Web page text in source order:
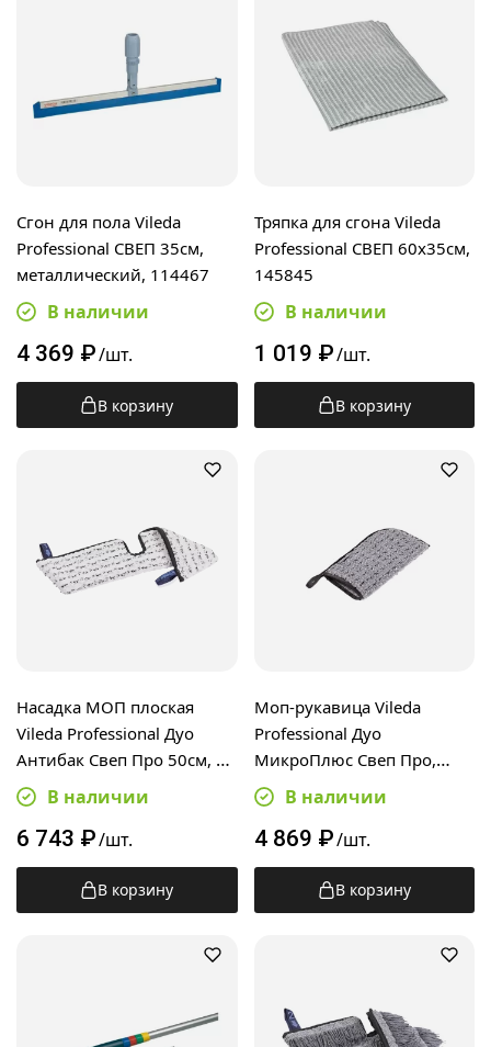
Сгон для пола Vileda
Professional СВЕП 35см,
металлический, 114467
В наличии
4 369 ₽/шт.
В корзину
Тряпка для сгона Vileda
Professional СВЕП 60х35см,
145845
В наличии
1 019 ₽/шт.
В корзину
Насадка МОП плоская
Vileda Professional Дуо
Антибак Свеп Про 50см, с
6-цветной кодировкой,
533476
В наличии
6 743 ₽/шт.
В корзину
Моп-рукавица Vileda
Professional Дуо
МикроПлюс Свеп Про,
171654В наличии
4 869 ₽/шт.
В корзину